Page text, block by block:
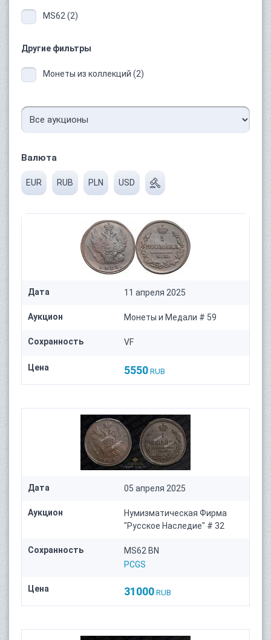
MS62 (2)
Другие фильтры
Монеты из коллекций (2)
Валюта
EUR RUB PLN USD
Дата 11 апреля 2025
Аукцион Монеты и Медали # 59
Сохранность VF
Цена 5550 RUB
Дата 05 апреля 2025
Аукцион
Нумизматическая Фирма
"Русское Наследие" # 32
Сохранность
MS62 BN
PCGS
Цена 31000 RUB